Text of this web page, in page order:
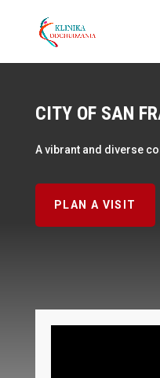
CITY OF SAN
A vibrant and diverse
PLAN A VISIT